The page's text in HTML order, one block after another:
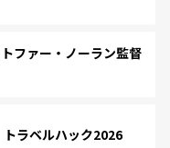
ファー・ノーラン監督
ラベルハック2026